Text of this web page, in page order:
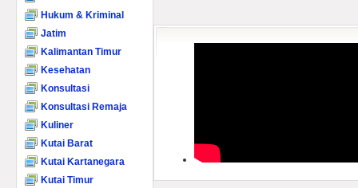
Hukum & Kriminal
Jatim
Kalimantan Timur
Kesehatan
Konsultasi
Konsultasi Remaja
Kuliner
Kutai Barat
Kutai Kartanegara
Kutai Timur